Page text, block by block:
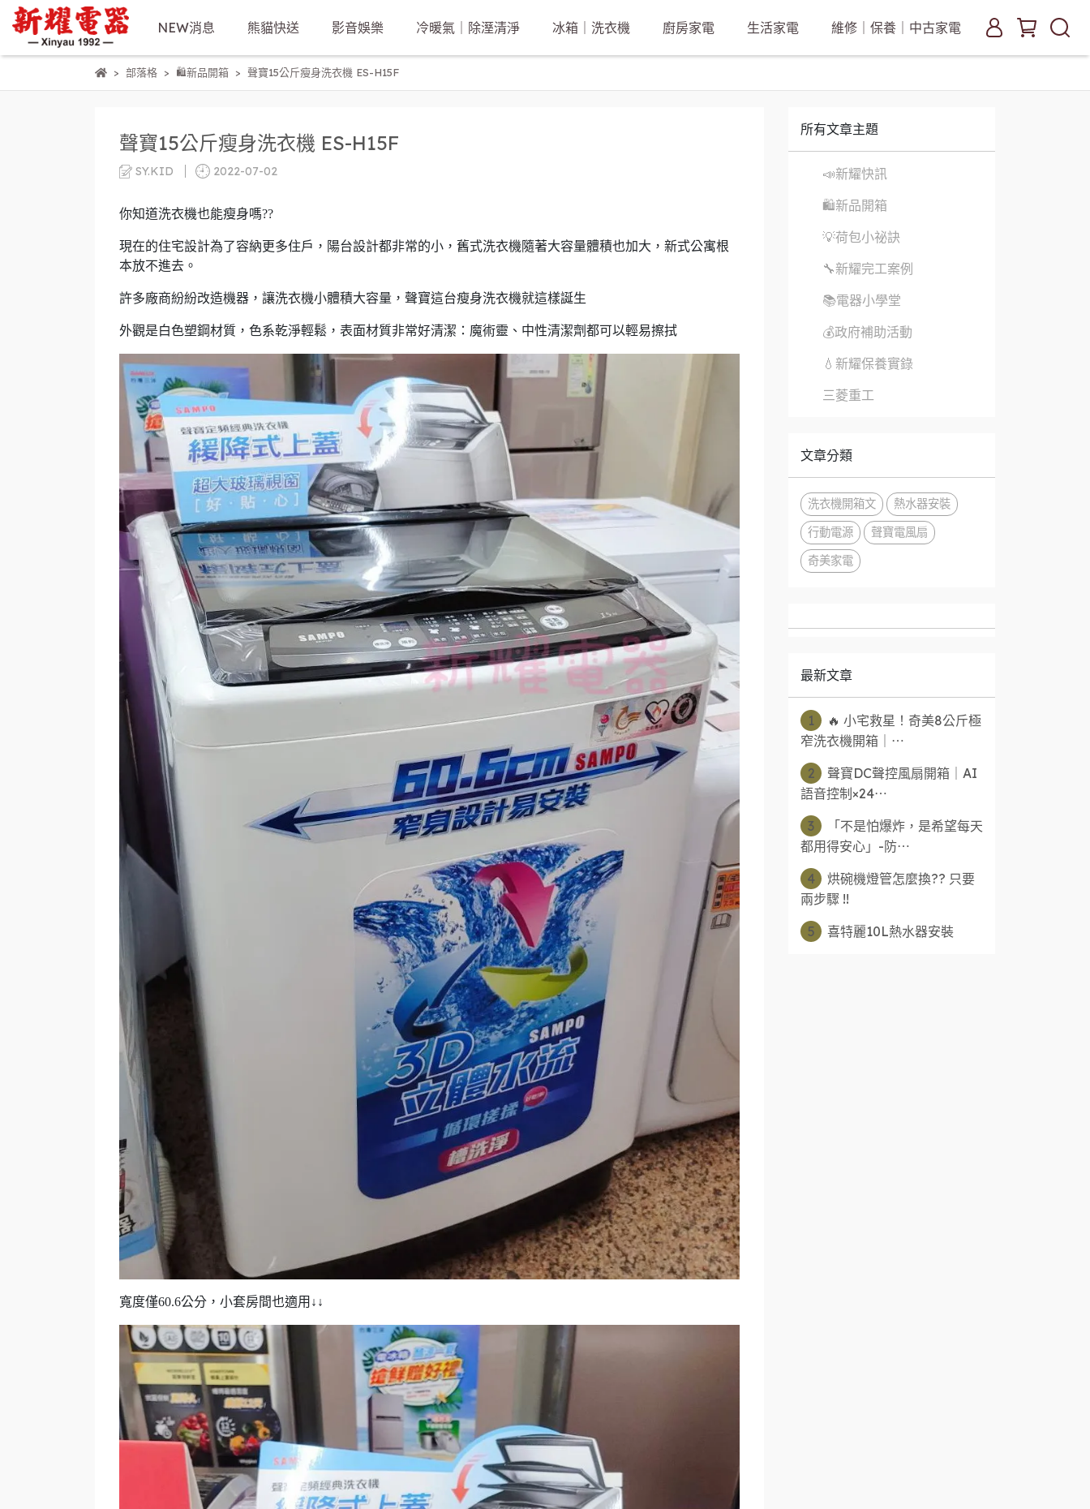
NEW消息 熊貓快送 影音娛樂 冷暖氣｜除溼清淨 冰箱｜洗衣機 廚房家電 生活家電 維修｜保養｜中古家電
部落格 🛍新品開箱 聲寶15公斤瘦身洗衣機 ES-H15F
聲寶15公斤瘦身洗衣機 ES-H15F
SY.KID 2022-07-02
你知道洗衣機也能瘦身嗎??
現在的住宅設計為了容納更多住戶，陽台設計都非常的小，舊式洗衣機隨著大容量體積也加大，新式公寓根
本放不進去。
許多廠商紛紛改造機器，讓洗衣機小體積大容量，聲寶這台瘦身洗衣機就這樣誕生
外觀是白色塑鋼材質，色系乾淨輕鬆，表面材質非常好清潔：魔術靈、中性清潔劑都可以輕易擦拭
寬度僅60.6公分，小套房間也適用↓↓
所有文章主題
📣新耀快訊
🛍新品開箱
💡荷包小祕訣
🔧新耀完工案例
📚電器小學堂
💰政府補助活動
💧新耀保養實錄
三菱重工
文章分類
洗衣機開箱文
熱水器安裝
行動電源
聲寶電風扇
奇美家電
最新文章
1
🔥 小宅救星！奇美8公斤極
窄洗衣機開箱｜⋯
2
聲寶DC聲控風扇開箱｜AI
語音控制×24⋯
3
「不是怕爆炸，是希望每天
都用得安心」-防⋯
4
烘碗機燈管怎麼換?? 只要
兩步驟 !!
5
喜特麗10L熱水器安裝